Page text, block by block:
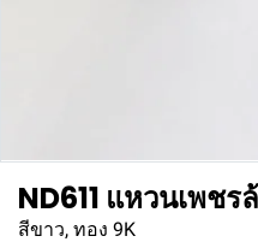
ND611 แหวนเพชร
สีขาว, ทอง 9K